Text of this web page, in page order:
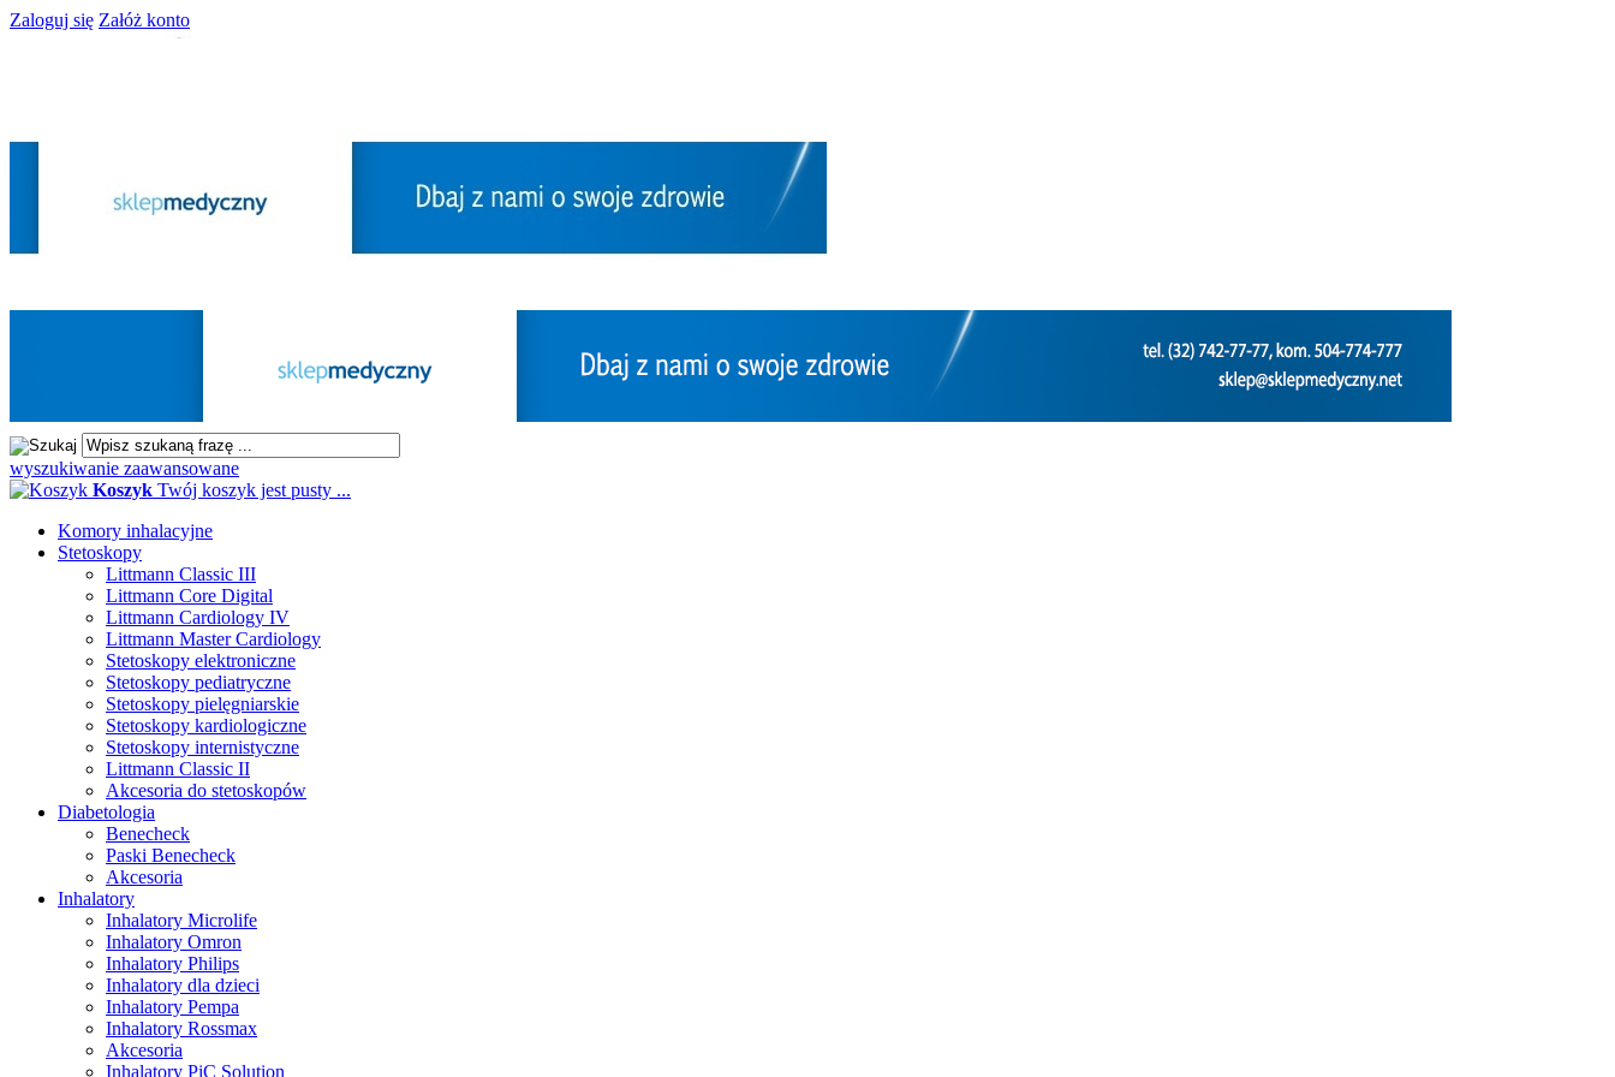
Zaloguj się Załóż konto
wyszukiwanie zaawansowane
Koszyk Twój koszyk jest pusty ...
Komory inhalacyjne
Stetoskopy
Littmann Classic III
Littmann Core Digital
Littmann Cardiology IV
Littmann Master Cardiology
Stetoskopy elektroniczne
Stetoskopy pediatryczne
Stetoskopy pielęgniarskie
Stetoskopy kardiologiczne
Stetoskopy internistyczne
Littmann Classic II
Akcesoria do stetoskopów
Diabetologia
Benecheck
Paski Benecheck
Akcesoria
Inhalatory
Inhalatory Microlife
Inhalatory Omron
Inhalatory Philips
Inhalatory dla dzieci
Inhalatory Pempa
Inhalatory Rossmax
Akcesoria
Inhalatory PiC Solution